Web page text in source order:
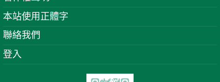
本站使用正體字
聯絡我們
登入